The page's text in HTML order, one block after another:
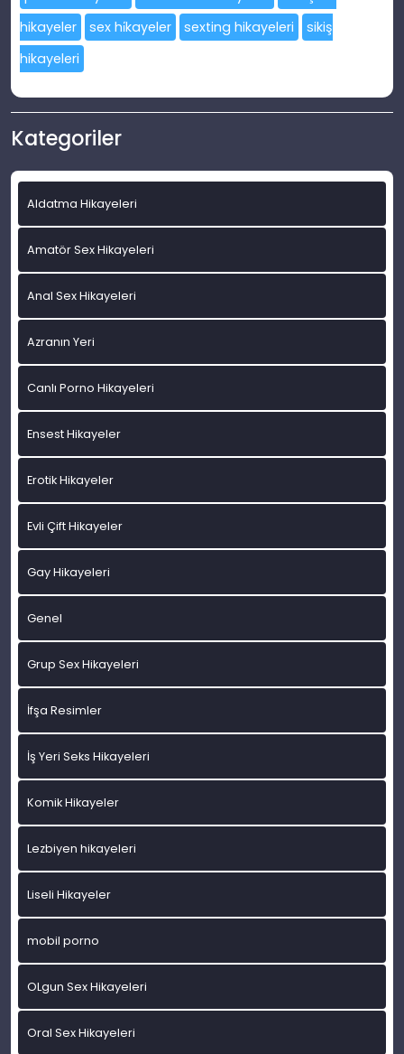
hikayeler
sex hi̇kayeler sexting hikayeleri
sikiş
hikayeleri
Kategoriler
Aldatma Hikayeleri
Amatör Sex Hikayeleri
Anal Sex Hikayeleri
Azranın Yeri
Canlı Porno Hikayeleri
Ensest Hikayeler
Erotik Hikayeler
Evli Çift Hikayeler
Gay Hikayeleri
Genel
Grup Sex Hikayeleri
İfşa Resimler
İş Yeri Seks Hikayeleri
Komik Hikayeler
Lezbiyen hikayeleri
Liseli Hikayeler
mobil porno
OLgun Sex Hikayeleri
Oral Sex Hikayeleri